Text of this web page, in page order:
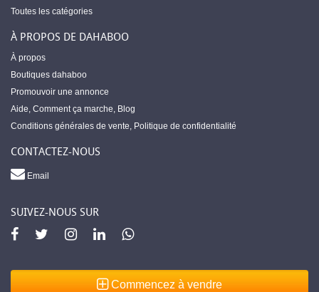
Toutes les catégories
À PROPOS DE DAHABOO
À propos
Boutiques dahaboo
Promouvoir une annonce
Aide, Comment ça marche, Blog
Conditions générales de vente, Politique de confidentialité
CONTACTEZ-NOUS
Email
SUIVEZ-NOUS SUR
Commencez à vendre